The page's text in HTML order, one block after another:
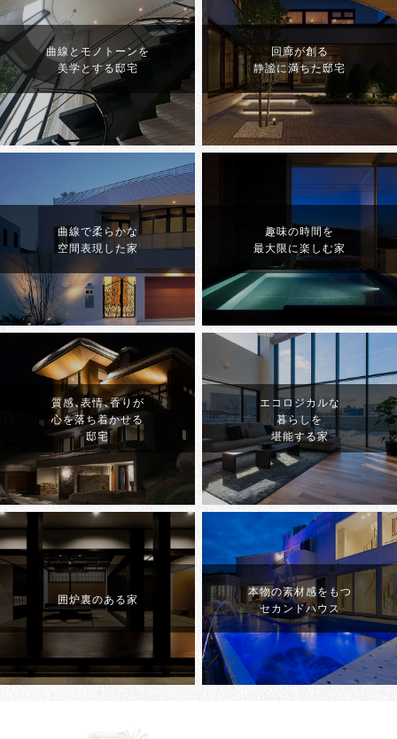
曲線とモノトーンを
美学とする邸宅
回廊が創る
静謐に満ちた邸宅
曲線で柔らかな
空間表現した家
趣味の時間を
最大限に楽しむ家
質感、表情、香りが
心を落ち着かせる
邸宅
エコロジカルな
暮らしを
堪能する家
囲炉裏のある家
本物の素材感をもつ
セカンドハウス